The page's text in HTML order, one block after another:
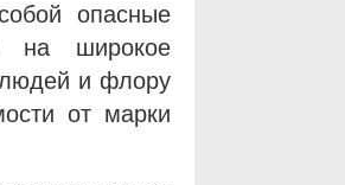
опасные
на широкое
людей и флору
от марки